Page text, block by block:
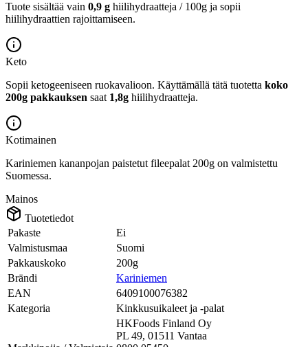
Tuote sisältää vain 0,9 g hiilihydraatteja / 100g ja sopii
hiilihydraattien rajoittamiseen.
Keto
Sopii ketogeeniseen ruokavalioon. Käyttämällä tätä tuotetta koko
200g pakkauksen saat 1,8g hiilihydraatteja.
Kotimainen
Kariniemen kananpojan paistetut fileepalat 200g on valmistettu
Suomessa.
Mainos
Tuotetiedot
Pakaste
Ei
Valmistusmaa
Suomi
Pakkauskoko
200g
Brändi
Kariniemen
EAN
6409100076382
Kategoria
Kinkkusuikaleet ja -palat
HKFoods Finland Oy
PL 49, 01511 Vantaa